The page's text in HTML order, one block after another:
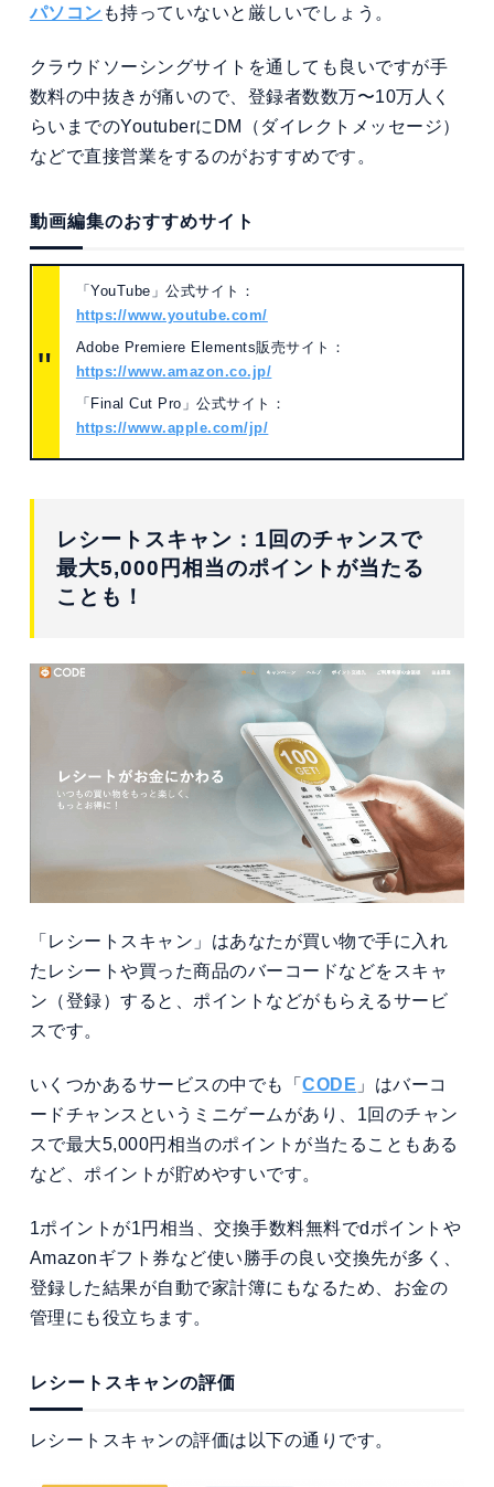
パソコン も持っていないと厳しいでしょう。
クラウドソーシングサイトを通しても良いですが手
数料の中抜きが痛いので、登録者数数万〜10万人く
らいまでのYoutuberにDM（ダイレクトメッセージ）
などで直接営業をするのがおすすめです。
動画編集のおすすめサイト
「YouTube」公式サイト：
https://www.youtube.com/
Adobe Premiere Elements販売サイト：
https://www.amazon.co.jp/
「Final Cut Pro」公式サイト：
https://www.apple.com/jp/
レシートスキャン：1回のチャンスで
最大5,000円相当のポイントが当たる
ことも！
「レシートスキャン」はあなたが買い物で手に入れ
たレシートや買った商品のバーコードなどをスキャ
ン（登録）すると、ポイントなどがもらえるサービ
スです。
いくつかあるサービスの中でも「CODE 」はバーコ
ードチャンスというミニゲームがあり、1回のチャン
スで最大5,000円相当のポイントが当たることもある
など、ポイントが貯めやすいです。
1ポイントが1円相当、交換手数料無料でdポイントや
Amazonギフト券など使い勝手の良い交換先が多く、
登録した結果が自動で家計簿にもなるため、お金の
管理にも役立ちます。
レシートスキャンの評価
レシートスキャンの評価は以下の通りです。